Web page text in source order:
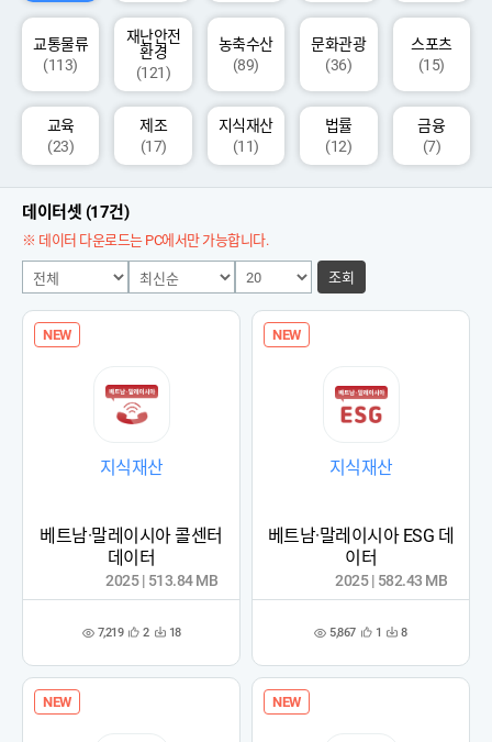
고객지원
교통물류
(113)
재난안전
환경
(121)
농축수산
(89)
문화관광
(36)
스포츠
(15)
교육
(23)
제조
(17)
지식재산
(11)
법률
(12)
금융
(7)
데이터셋 (17건)
※ 데이터 다운로드는 PC에서만 가능합니다.
조회
NEW
지식재산
베트남·말레이시아 콜센터
데이터
조 7,219 관
록
2 다 18
2025 | 513.84 MB
NEW
지식재산
베트남·말레이시아 ESG 데
이터
조 5,867 관
록
1 다 8
2025 | 582.43 MB
NEW NEW